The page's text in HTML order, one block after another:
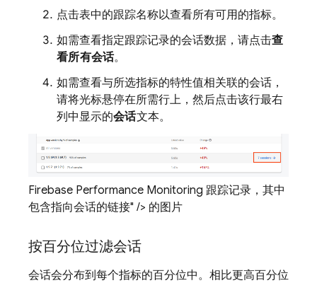
点击表中的跟踪名称以查看所有可用的指标。
如需查看指定跟踪记录的会话数据，请点击查
看所有会话。
如需查看与所选指标的特性值相关联的会话，
请将光标悬停在所需行上，然后点击该行最右
列中显示的会话文本。
Firebase Performance Monitoring 跟踪记录，其中
包含指向会话的链接" /> 的图片
按百分位过滤会话
会话会分布到每个指标的百分位中。相比更高百分位